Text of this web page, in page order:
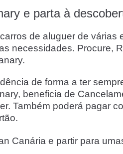
e parta à
de aluguer de várias
necessidades. Procure,
de forma a ter
beneficia de
Também poderá pagar
Canária e partir para